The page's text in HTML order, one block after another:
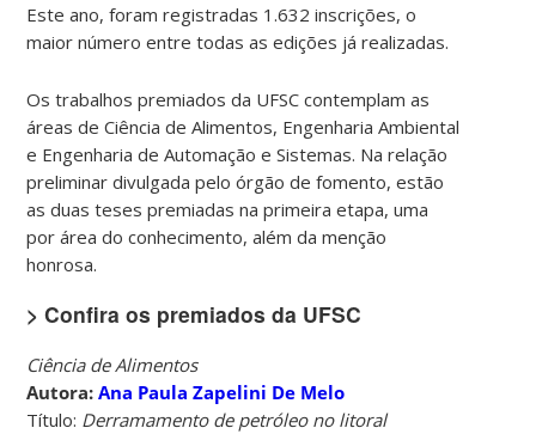
Este ano, foram registradas 1.632 inscrições, o
maior número entre todas as edições já realizadas.
Os trabalhos premiados da UFSC contemplam as
áreas de Ciência de Alimentos, Engenharia Ambiental
e Engenharia de Automação e Sistemas. Na relação
preliminar divulgada pelo órgão de fomento, estão
as duas teses premiadas na primeira etapa, uma
por área do conhecimento, além da menção
honrosa.
> Confira os premiados da UFSC
Ciência de Alimentos
Autora: Ana Paula Zapelini De Melo
Título: Derramamento de petróleo no litoral